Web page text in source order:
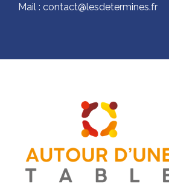
Mail : contact@lesdetermines.fr